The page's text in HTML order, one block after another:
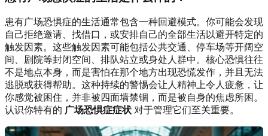
患有广场恐惧症的生活通常包含一种回避模式。你可能会发现
自己拒绝邀请、找借口，或安排自己的全部生活以避开特定的
触发因素。这些触发因素可能包括公共交通、停车场等开阔空
间、剧院等封闭空间、排队站立或身处人群中。核心恐惧往往
不是地点本身，而是害怕在那个地方出现恐慌发作，并且无法
逃脱或获得帮助。这种持续的警惕会让人精神上令人疲惫，让
你感觉被困住，并非被四面墙禁锢，而是被自身的焦虑所困。
认识你特有的 广场恐惧症症状 对于管理它们至关重要。